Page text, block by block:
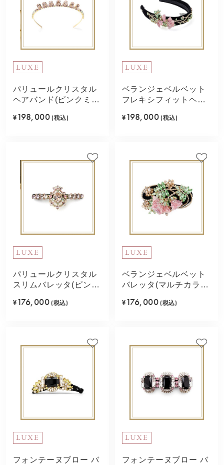
LUXE
パリュールクリスタル
ヘアバンド(ピンクミッ
¥ 198,000 (税込)
LUXE
ベランジェベルベット
フレキシフィットヘア
¥ 198,000 (税込)
LUXE
パリュールクリスタル
スリムバレッタ(ピンク
¥ 176,000 (税込)
LUXE
ベランジェベルベット
バレッタ(マルチカラ
¥ 176,000 (税込)
LUXE
フォンテーヌブロー バ
LUXE
フォンテーヌブロー バ